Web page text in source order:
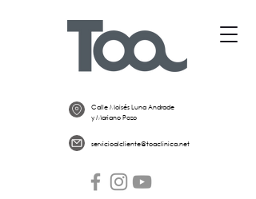
Calle Moisés Luna Andrade
y Mariano Pozo
servicioalcliente@toaclinica.net